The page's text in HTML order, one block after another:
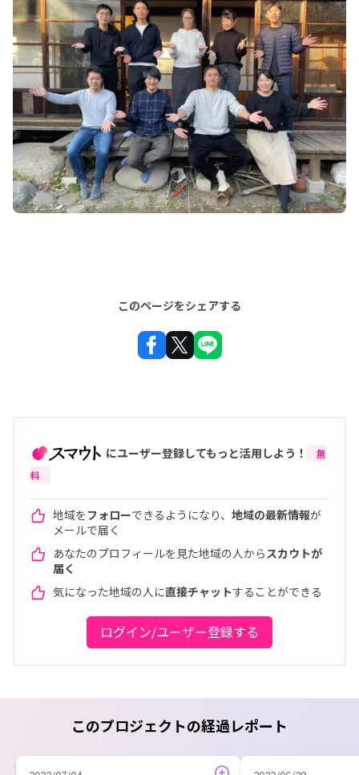
このページをシェアする
にユーザー登録してもっと活用しよう！
無
料
地域をフォローできるようになり、 地域の最新情報が
メールで届く
あなたのプロフィールを見た地域の人から スカウトが
届く
気になった地域の人に直接チャットすることができる
ログイン/ユーザー登録する
このプロジェクトの経過レポート